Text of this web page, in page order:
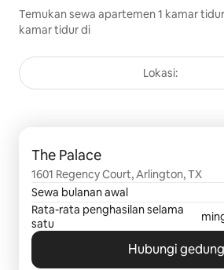
Temukan sewa apartemen 1 kamar
kamar tidur di
Lokasi:
The Palace
1601 Regency Court, Arlington, TX
Sewa bulanan awal
Rata-rata penghasilan selama
satu
Hubungi gedung